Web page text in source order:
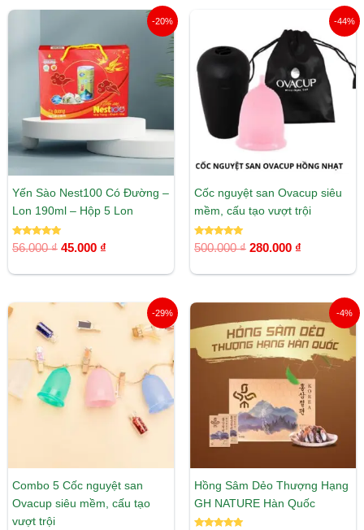
-20%
Yến Sào Nest100 Có Đường –
Lon 190ml – Hộp 5 Lon
Được xếp
hạng
56.000₫
là:
56.000 ₫.
45.000 ₫
tại
là:
45.000 ₫.
-44%
Cốc nguyệt san Ovacup siêu
mềm, cấu tạo vượt trội
Được xếp
hạng
500.000₫
là:
500.000 ₫.
280.000 ₫
hiện
tại
là:
280.000 ₫.
-29%
Combo 5 Cốc nguyệt san
Ovacup siêu mềm, cấu tạo
vượt trội
gốc
3.494.000 ₫.
Giá
hiện
tại
2.495.000 ₫.
-4%
Hồng Sâm Dẻo Thượng Hạng
GH NATURE Hàn Quốc
gốc
là:
1.650.000 ₫.
Giá
hiện
tại
là: